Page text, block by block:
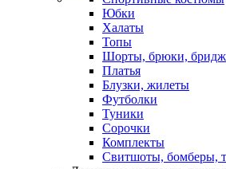
Юбки
Халаты
Топы
Шорты, брюки,
Платья
Блузки, жилеты
Футболки
Туники
Сорочки
Комплекты
Свитшоты, бомберы,